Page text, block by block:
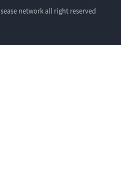
network all right reserved